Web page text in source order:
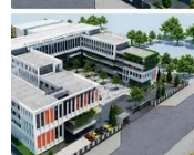
Lá cờ rủ treo trang
phổ thông Nguyễn Gia